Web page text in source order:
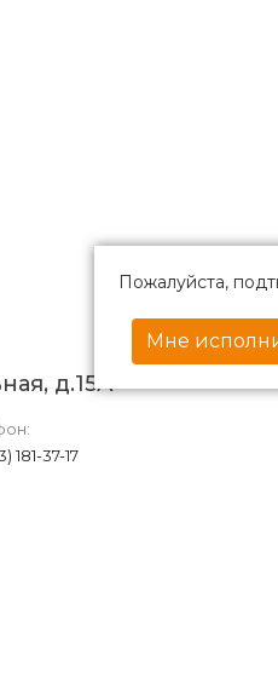
д.15А
181-37-17
Пожалуйста,
Мне